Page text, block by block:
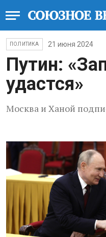
ПОЛИТИКА 21 июня 2024
Путин:
удастся»
Москва и Ханой